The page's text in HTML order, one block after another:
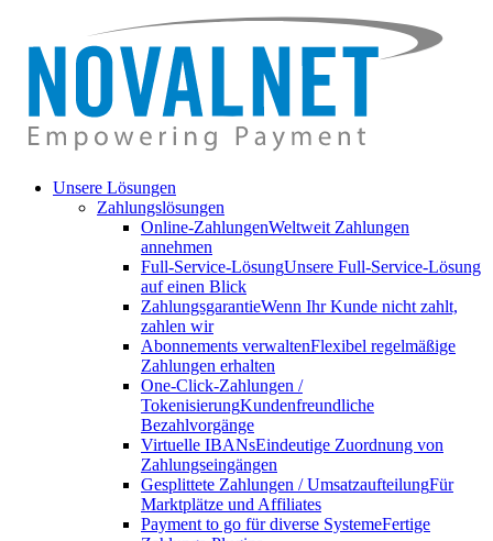
Unsere Lösungen
Zahlungslösungen
Online-ZahlungenWeltweit Zahlungen
annehmen
Full-Service-LösungUnsere Full-Service-Lösung
auf einen Blick
ZahlungsgarantieWenn Ihr Kunde nicht zahlt,
zahlen wir
Abonnements verwaltenFlexibel regelmäßige
Zahlungen erhalten
One-Click-Zahlungen /
TokenisierungKundenfreundliche
Bezahlvorgänge
Virtuelle IBANsEindeutige Zuordnung von
Zahlungseingängen
Gesplittete Zahlungen / UmsatzaufteilungFür
Marktplätze und Affiliates
Payment to go für diverse SystemeFertige